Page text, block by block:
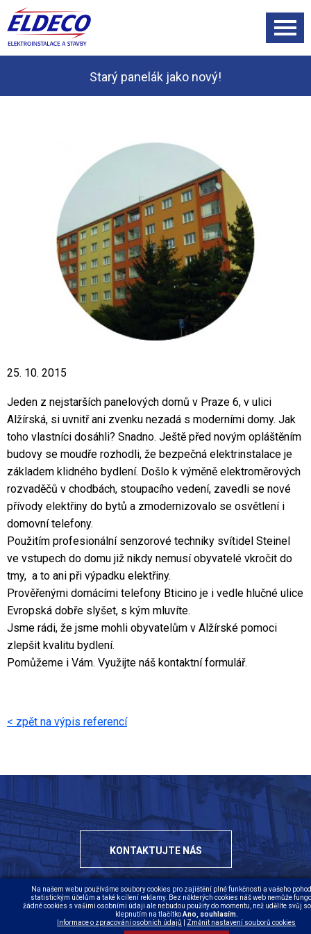
Starý panelák jako nový!
25. 10. 2015
Jeden z nejstarších panelových domů v Praze 6, v ulici
Alžírská, si uvnitř ani zvenku nezadá s moderními domy. Jak
toho vlastníci dosáhli? Snadno. Ještě před novým opláštěním
budovy se moudře rozhodli, že bezpečná elektrinstalace je
základem klidného bydlení. Došlo k výměně elektroměrových
rozvaděčů v chodbách, stoupacího vedení, zavedli se nové
přívody elektřiny do bytů a zmodernizovalo se osvětlení i
domovní telefony.
Použitím profesionální senzorové techniky svítidel Steinel
ve vstupech do domu již nikdy nemusí obyvatelé vkročit do
tmy, a to ani při výpadku elektřiny.
Prověřenými domácími telefony Bticino je i vedle hlučné ulice
Evropská dobře slyšet, s kým mluvíte.
Jsme rádi, že jsme mohli obyvatelům v Alžírské pomoci
zlepšit kvalitu bydlení.
Pomůžeme i Vám. Využijte náš kontaktní formulář.
< zpět na výpis referencí
KONTAKTUJTE NÁS
Na našem webu používáme soubory cookies pro zajištění plné funkčnosti a vašeho
statistickým účelům a také k cílení reklamy. Bez některých cookies náš web nemůže
žádné cookies s vašimi osobními údaji ale nebudou použity do momentu, než udělíte svůj
klepnutím na tlačítkoAno, souhlasím.
Informace o zpracování osobních údajů
Změnit nastavení souborů cookies